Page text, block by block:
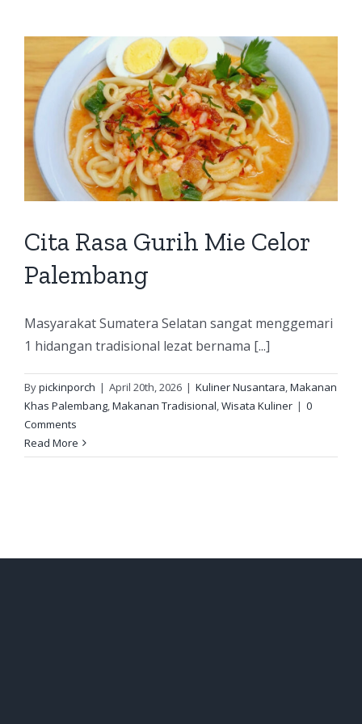
Cita Rasa Gurih Mie Celor
Palembang
Masyarakat Sumatera Selatan sangat menggemari
1 hidangan tradisional lezat bernama [...]
Bypickinporch | April 20th, 2026 | Kuliner Nusantara,Makanan
Khas Palembang,Makanan Tradisional,Wisata Kuliner | 0
Comments
Read More